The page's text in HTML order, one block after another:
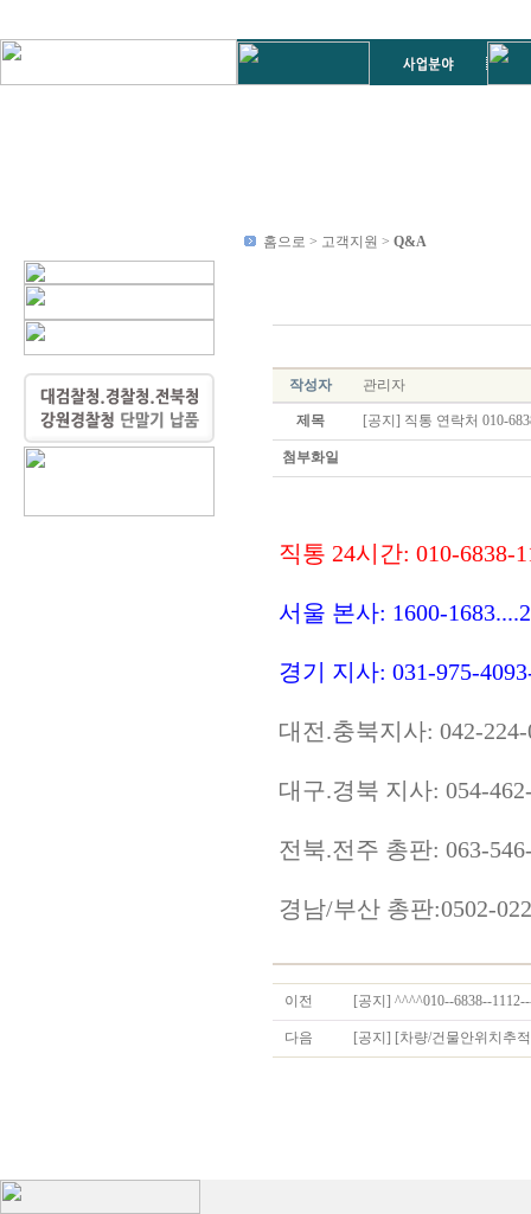
홈으로 > 고객지원 > Q&A
작성자 관리자
제목 [공지] 직통 연락처 010-
첨부화일
직통 24시간: 010-6838-
서울 본사: 1600-
경기 지사: 031-975-
대전.충북지사: 042-
대구.경북 지사: 054-
전북.전주 총판: 063-
경남/부산 총판:0502-
이전 [공지] ^^^^010--6838--
다음 [공지] [차량/건물안위치추